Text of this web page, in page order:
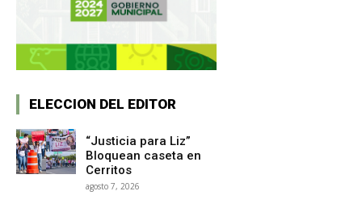
ELECCION DEL EDITOR
“Justicia para Liz”
Bloquean caseta en
Cerritos
agosto 7, 2026